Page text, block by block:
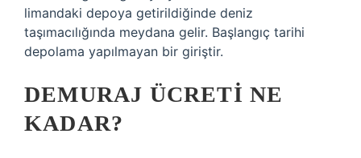
limandaki depoya getirildiğinde deniz
taşımacılığında meydana gelir. Başlangıç ​​tarihi
depolama yapılmayan bir giriştir.
DEMURAJ ÜCRETI NE
KADAR?